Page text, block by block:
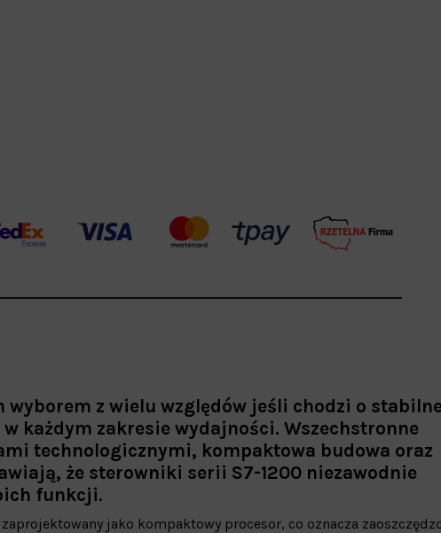
wyborem z wielu względów jeśli chodzi o
każdym zakresie wydajności. Wszechstronne
technologicznymi, kompaktowa budowa oraz
że sterowniki serii S7-1200 niezawodnie
funkcji.
zaprojektowany jako kompaktowy procesor, co oznacza